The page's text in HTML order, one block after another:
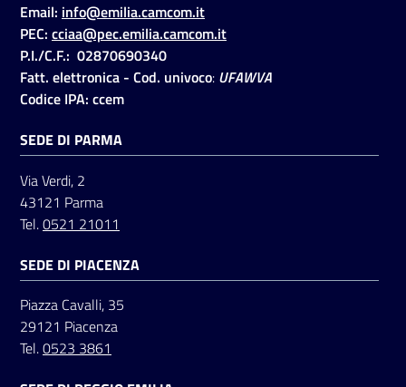
Seguici
su
Email: info@emilia.camcom.it
PEC: cciaa@pec.emilia.camcom.it
P.I./C.F.: 02870690340
Fatt. elettronica - Cod. univoco: UFAWVA
Codice IPA: ccem
SEDE DI PARMA
Via Verdi, 2
43121 Parma
Tel.0521 21011
SEDE DI PIACENZA
Piazza Cavalli, 35
29121 Piacenza
Tel.0523 3861